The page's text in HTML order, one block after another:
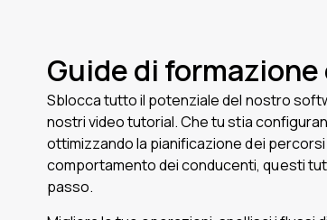
Guide di
Sblocca tutto il potenziale del nostro
nostri video tutorial. Che tu stia
ottimizzando la pianificazione dei percorsi
comportamento dei conducenti, questi
passo.